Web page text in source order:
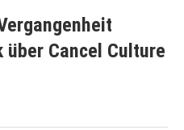
über Cancel Culture